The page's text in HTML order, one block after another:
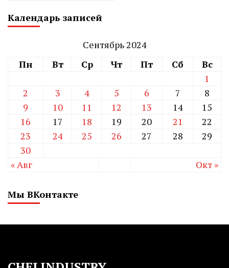
Календарь записей
Сентябрь 2024
Пн
Вт Ср Чт Пт Сб
Вс
1
2
3 4 5 6 7
8
9
10 11 12 13 14
15
16
17 18 19 20 21
22
23
24 25 26 27 28
29
30
« Авг
Окт »
Мы ВКонтакте